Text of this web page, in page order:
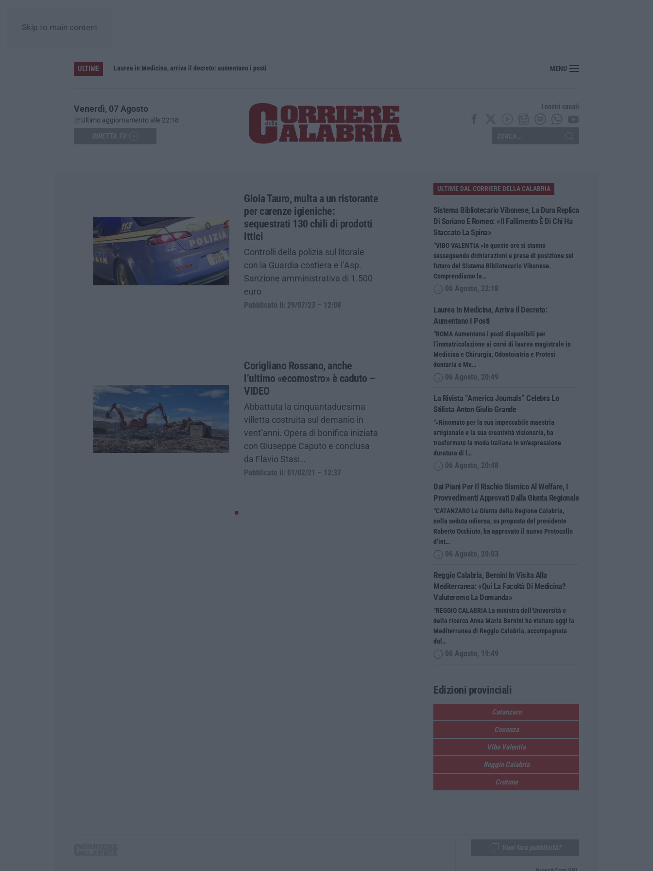
Skip to main content
ULTIME
Sistema bibliotecario vibonese, la dura replica di Soriano e Romeo: «Il fallimento è di chi ha staccato la spina» Laurea in Medicina, arriva il decreto: aumentano i posti La rivista “America Journals” celebra lo stilista Anton Giulio Grande
MENU
Venerdì, 07 Agosto
Ultimo aggiornamento alle 22:18
I nostri canali
Gioia Tauro, multa a un ristorante
per carenze igieniche:
sequestrati 130 chili di prodotti
ittici
Controlli della polizia sul litorale
con la Guardia costiera e l’Asp.
Sanzione amministrativa di 1.500
euro
Pubblicato il: 29/07/23 – 12:08
Corigliano Rossano, anche
l’ultimo «ecomostro» è caduto –
VIDEO
Abbattuta la cinquantaduesima
villetta costruita sul demanio in
vent’anni. Opera di bonifica iniziata
con Giuseppe Caputo e conclusa
da Flavio Stasi…
Pubblicato il: 01/02/21 – 12:37
ULTIME DAL CORRIERE DELLA CALABRIA
Sistema Bibliotecario Vibonese, La Dura Replica
Di Soriano E Romeo: «Il Fallimento È Di Chi Ha
Staccato La Spina»
“VIBO VALENTIA «In queste ore si stanno
susseguendo dichiarazioni e prese di posizione sul
futuro del Sistema Bibliotecario Vibonese.
Comprendiamo la…
06 Agosto, 22:18
Laurea In Medicina, Arriva Il Decreto:
Aumentano I Posti
“ROMA Aumentano i posti disponibili per
l’immatricolazione ai corsi di laurea magistrale in
Medicina e Chirurgia, Odontoiatria e Protesi
dentaria e Me…
06 Agosto, 20:49
La Rivista “America Journals” Celebra Lo
Stilista Anton Giulio Grande
“«Rinomato per la sua impeccabile maestria
artigianale e la sua creatività visionaria, ha
trasformato la moda italiana in un’espressione
duratura di l…
06 Agosto, 20:48
Dai Piani Per Il Rischio Sismico Al Welfare, I
Provvedimenti Approvati Dalla Giunta Regionale
“CATANZARO La Giunta della Regione Calabria,
nella seduta odierna, su proposta del presidente
Roberto Occhiuto, ha approvato il nuovo Protocollo
d’int…
06 Agosto, 20:03
Reggio Calabria, Bernini In Visita Alla
Mediterranea: «Qui La Facoltà Di Medicina?
Valuteremo La Domanda»
“REGGIO CALABRIA La ministra dell’Università e
della ricerca Anna Maria Bernini ha visitato oggi la
Mediterranea di Reggio Calabria, accompagnata
dal…
06 Agosto, 19:49
Edizioni provinciali
Catanzaro
Cosenza
Vibo Valentia
Reggio Calabria
Crotone